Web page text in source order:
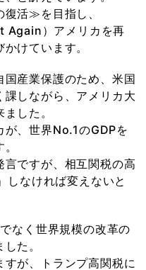
活≫を目指し、
Again）アメリカを再
けています。
産業保護のため、米国
しながら、アメリカ大
した。
が、世界No.1のGDPを
ですが、相互関税の高
しなければ変えないと
なく世界規模の改革の
た。
が、トランプ高関税に